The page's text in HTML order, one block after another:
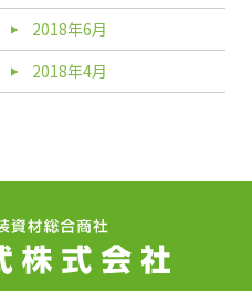
2018年6月
2018年4月